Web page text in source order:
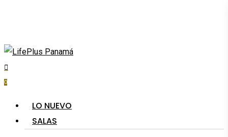
content
search
account
0
LO NUEVO
SALAS